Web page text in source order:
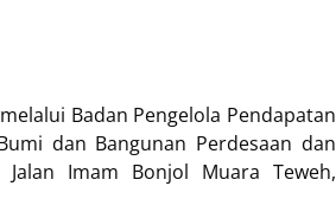
Badan Pengelola Pendapatan
dan Bangunan Perdesaan dan
Jalan Imam Bonjol Muara Teweh,